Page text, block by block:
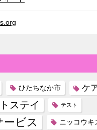
ひたちなか市 ケ
ステイ テスト
ービス ニッコウキ